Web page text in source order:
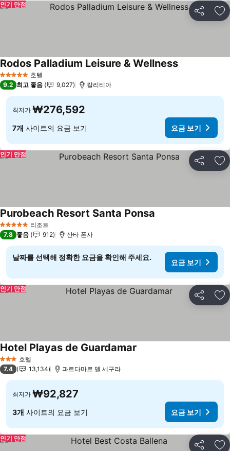
공유 즐
인기 만점
5 성급 호텔
Rodos Palladium Leisure & Wellness요금 보기
9.2 최고 좋음 9,027 칼리티아
최저가 ₩276,592
7개 사이트의 요금 보기 요금 보기
공유 즐
인기 만점
5 성급 리조트
Purobeach Resort Santa Ponsa
7.8 좋음 912 산타 폰사
날짜를 선택해 정확한 요금을 확인해 주세요.
요금 보기
공유 즐
인기 만점
3 성급 호텔
Hotel Playas de Guardamar
7.4 13,134 과르다마르 델 세구라
최저가 ₩92,827
3개 사이트의 요금 보기 요금 보기
인기 만점